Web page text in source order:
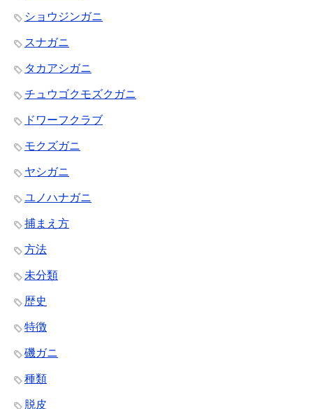
ショウジンガニ
スナガニ
タカアシガニ
チュウゴクモズクガニ
ドワーフクラブ
モクズガニ
ヤシガニ
ユノハナガニ
捕まえ方
方法
未分類
歴史
特徴
磯ガニ
種類
脱皮